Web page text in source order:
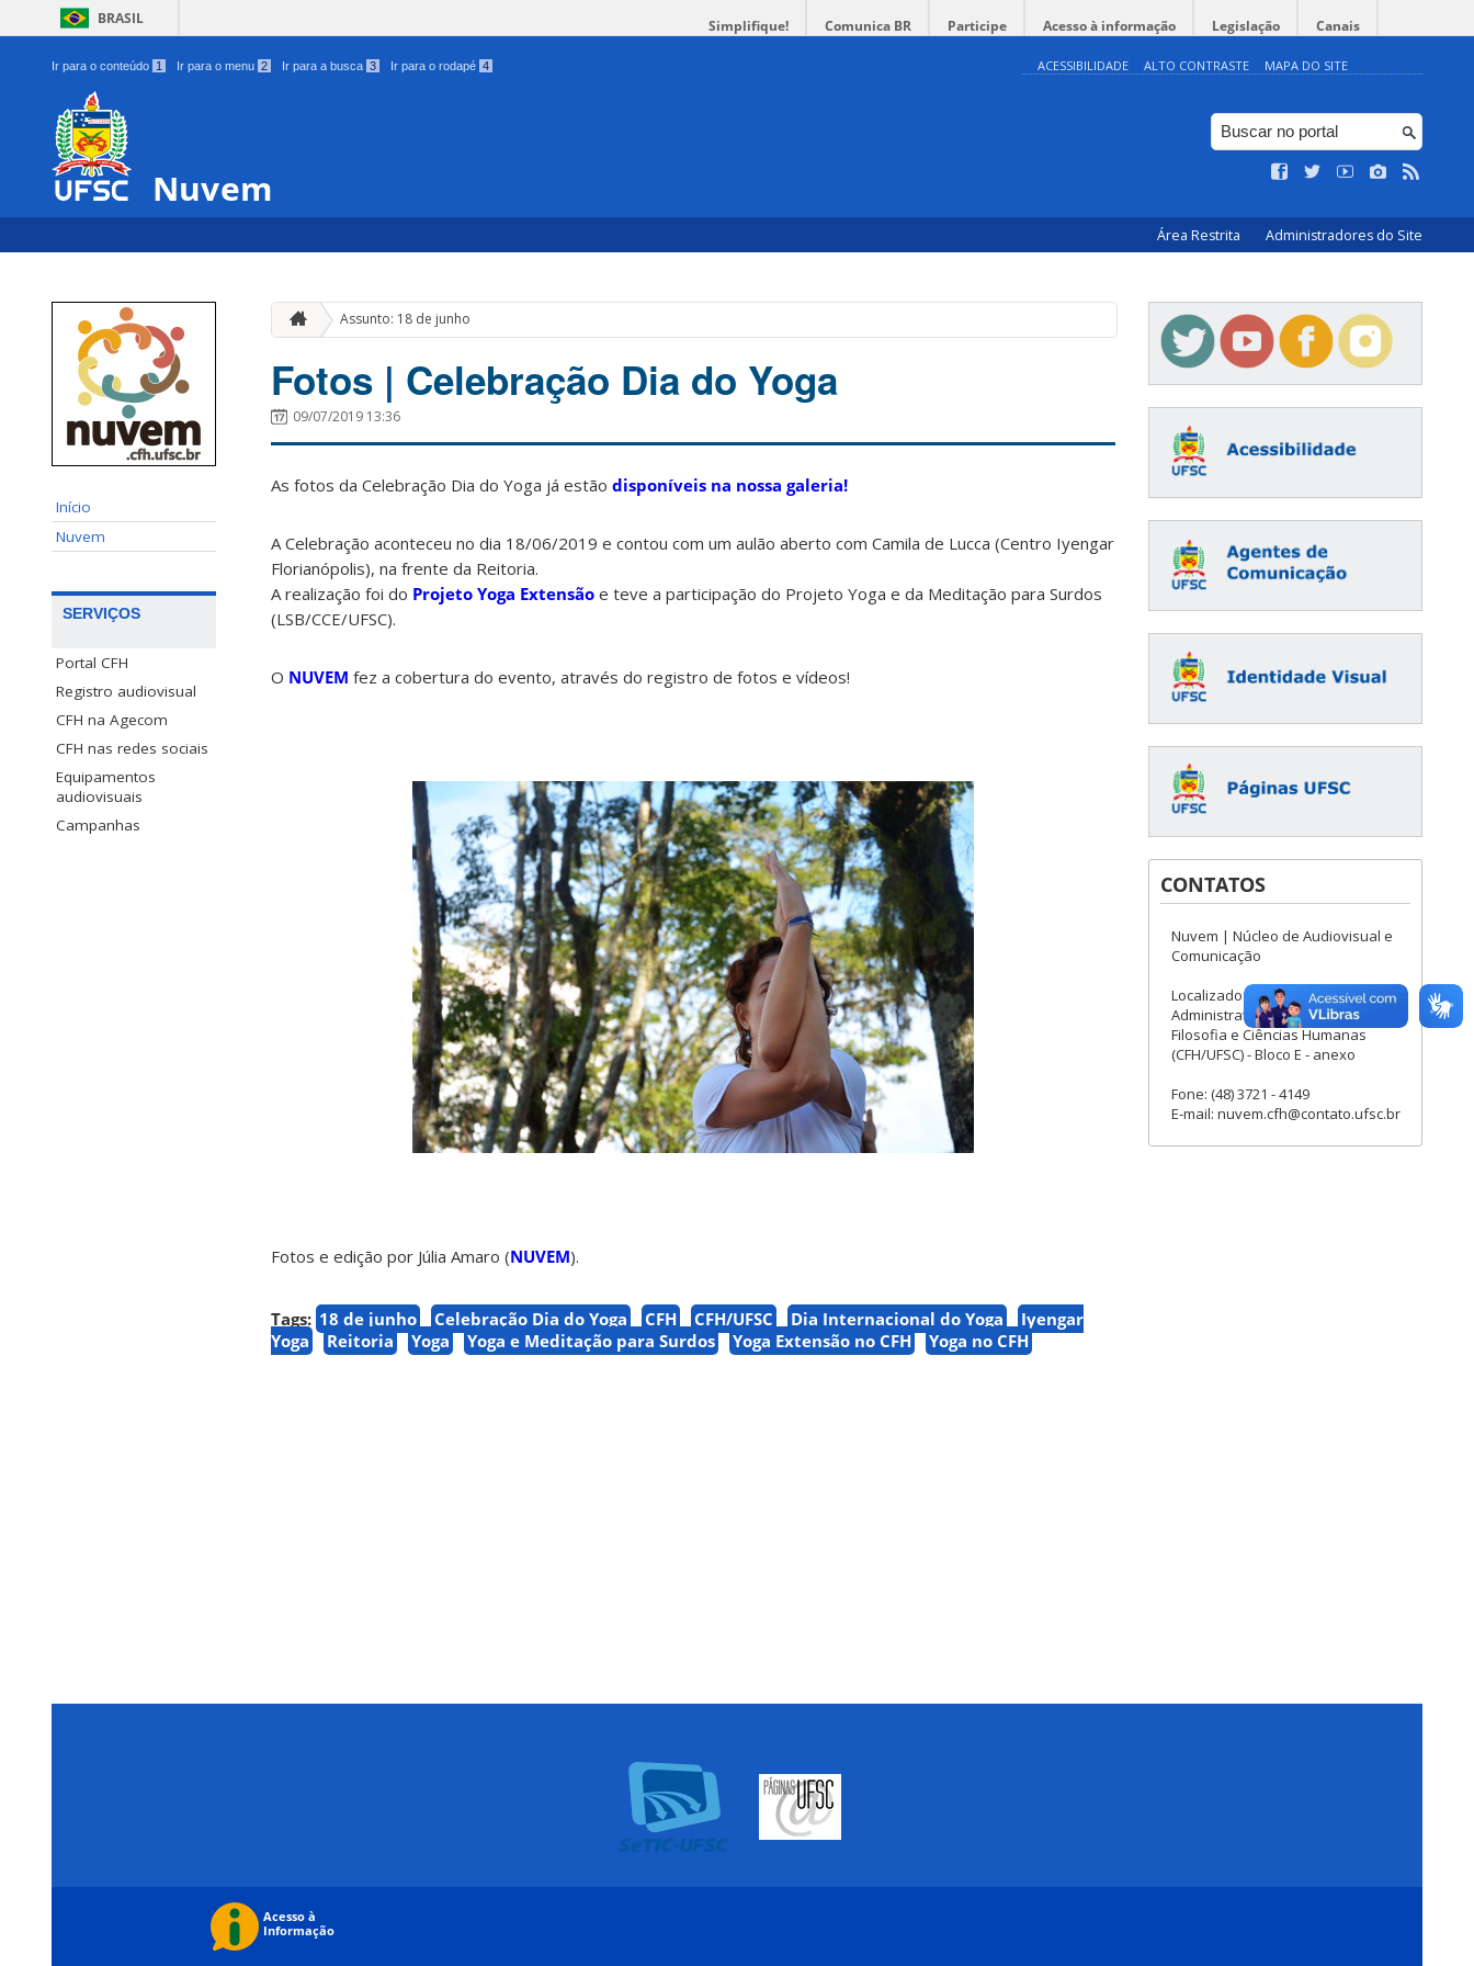
BRASIL Simplifique! Comunica BR Participe Acesso à informação Legislação Canais
Ir para o conteúdo 1 Ir para o menu 2 Ir para a busca 3 Ir para o rodapé 4 ACESSIBILIDADE ALTO CONTRASTE MAPA DO SITE
Nuvem
Área Restrita Administradores do Site
Início
Nuvem
SERVIÇOS
Portal CFH
Registro audiovisual
CFH na Agecom
CFH nas redes sociais
Equipamentos
audiovisuais
Campanhas
Assunto: 18 de junho
Fotos | Celebração Dia do Yoga
09/07/2019 13:36
As fotos da Celebração Dia do Yoga já estão disponíveis na nossa galeria!
A Celebração aconteceu no dia 18/06/2019 e contou com um aulão aberto com Camila de Lucca (Centro Iyengar
Florianópolis), na frente da Reitoria.
A realização foi do Projeto Yoga Extensão e teve a participação do Projeto Yoga e da Meditação para Surdos
(LSB/CCE/UFSC).
O NUVEM fez a cobertura do evento, através do registro de fotos e vídeos!
Fotos e edição por Júlia Amaro (NUVEM).
Tags: 18 de junho Celebração Dia do Yoga CFH CFH/UFSC Dia Internacional do Yoga
Iyengar
Yoga
Reitoria Yoga Yoga e Meditação para Surdos Yoga Extensão no CFH Yoga no CFH
CONTATOS
Nuvem | Núcleo de Audiovisual e
Comunicação
Localizado na Secretaria
Administrativa do Centro de
Filosofia e Ciências Humanas
(CFH/UFSC) - Bloco E - anexo
Fone: (48) 3721 - 4149
E-mail: nuvem.cfh@contato.ufsc.br